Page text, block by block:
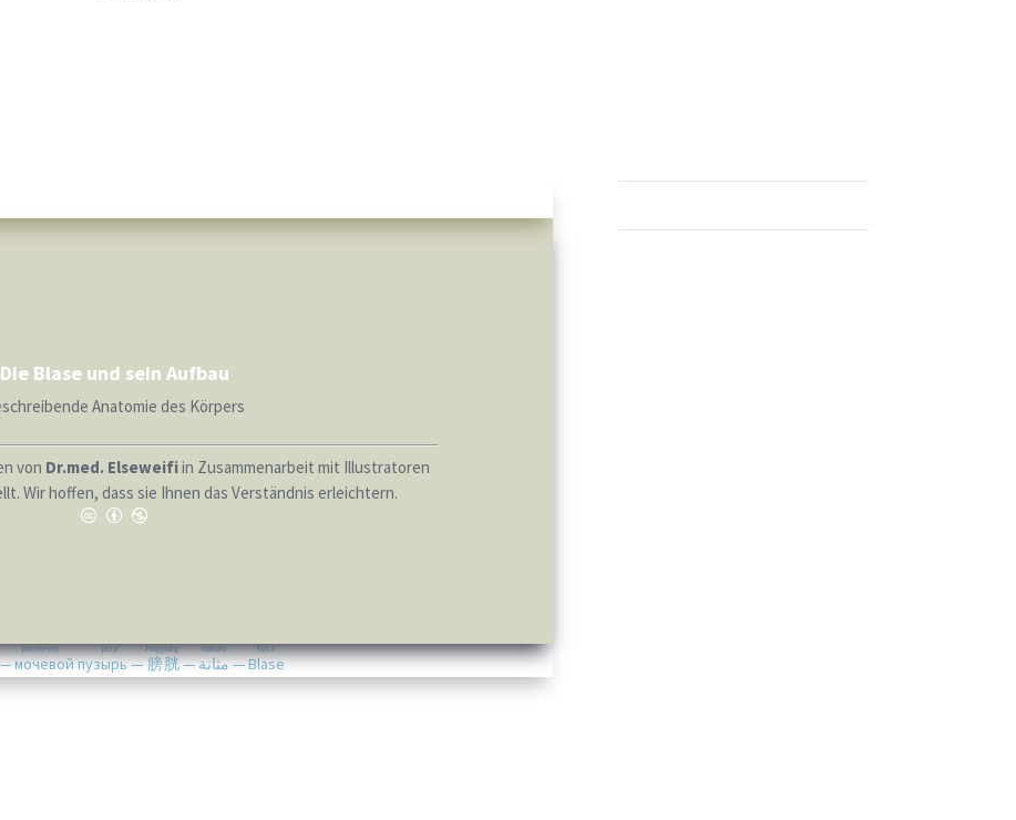
Die Blase und sein Aufbau
Anatomie des Körpers
von Dr.med. Elseweifiin Zusammenarbeit mit Illustratoren
Wir hoffen, dass sie Ihnen das Verständnis erleichtern.
мочевой пузырь
pmochevoy puzyr'
—膀胱
Pángguāng
—مثانة
mathana
—Blase
Bláse